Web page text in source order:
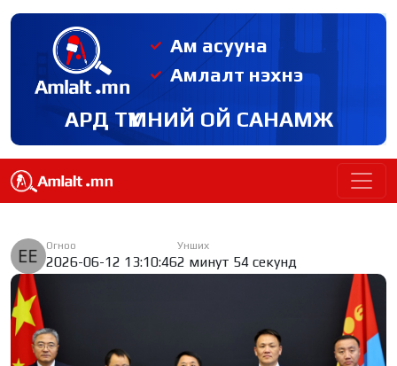
Ам асууна
Амлалт нэхнэ
АРД ТҮМНИЙ ОЙ САНАМЖ
Огноо
2026-06-12 13:10:46
Унших
2 минут 54 секунд